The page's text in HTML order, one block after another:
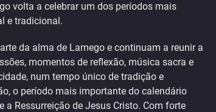
volta a celebrar um dos períodos mais
e tradicional.
da alma de Lamego e continuam a reunir a
momentos de reflexão, música sacra e
num tempo único de tradição e
o período mais importante do calendário
Ressurreição de Jesus Cristo. Com forte